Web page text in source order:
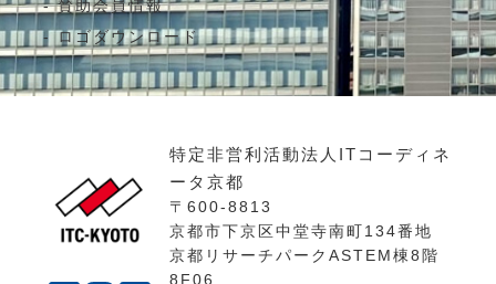
賛助会員情報
ロゴダウンロード
特定非営利活動法人ITコーディネ
ータ京都
〒600-8813
京都市下京区中堂寺南町134番地
京都リサーチパークASTEM棟8階
8F06